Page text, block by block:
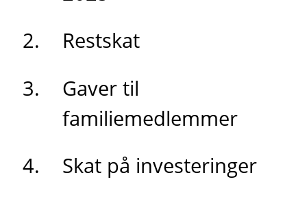
Restskat
Gaver til
familiemedlemmer
Skat på investeringer